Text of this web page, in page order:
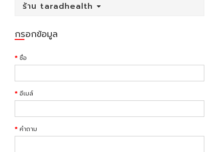
ร้าน taradhealth
กรอกข้อมูล
ชื่อ
อีเมล์
คำถาม